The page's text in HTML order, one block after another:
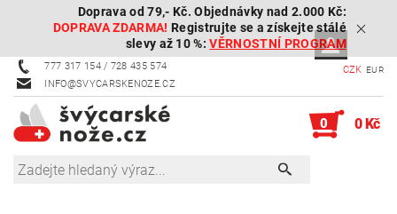
Doprava od 79,- Kč. Objednávky nad 2.000 Kč:
DOPRAVA ZDARMA! Registrujte se a získejte stálé
slevy až 10 %:VĚRNOSTNÍ PROGRAM
777 317 154 / 728 435 574
INFO@SVYCARSKENOZE.CZ
CZK EUR
0 0 Kč